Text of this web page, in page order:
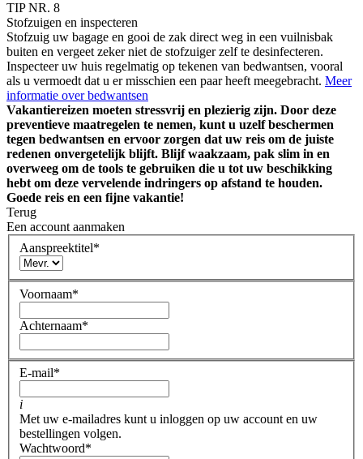
TIP NR. 8
Stofzuigen en inspecteren
Stofzuig uw bagage en gooi de zak direct weg in een vuilnisbak
buiten en vergeet zeker niet de stofzuiger zelf te desinfecteren.
Inspecteer uw huis regelmatig op tekenen van bedwantsen, vooral
als u vermoedt dat u er misschien een paar heeft meegebracht. Meer
informatie over bedwantsen
Vakantiereizen moeten stressvrij en plezierig zijn. Door deze
preventieve maatregelen te nemen, kunt u uzelf beschermen
tegen bedwantsen en ervoor zorgen dat uw reis om de juiste
redenen onvergetelijk blijft. Blijf waakzaam, pak slim in en
overweeg om de tools te gebruiken die u tot uw beschikking
hebt om deze vervelende indringers op afstand te houden.
Goede reis en een fijne vakantie!
Terug
Een account aanmaken
Aanspreektitel*
Voornaam*
Achternaam*
E-mail*
i
Met uw e-mailadres kunt u inloggen op uw account en uw
bestellingen volgen.
Wachtwoord*